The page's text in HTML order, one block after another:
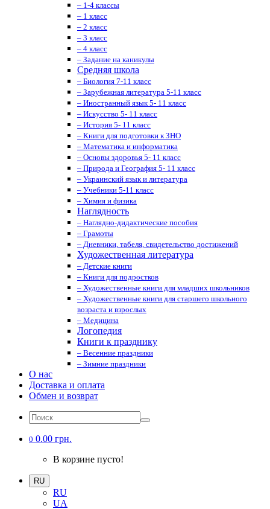
– 1-4 классы
– 1 класс
– 2 класс
– 3 класс
– 4 класс
– Задание на каникулы
Средняя школа
– Биология 7-11 класс
– Зарубежная литература 5-11 класс
– Иностранный язык 5- 11 класс
– Искусство 5- 11 класс
– История 5- 11 класс
– Книги для подготовки к ЗНО
– Математика и информатика
– Основы здоровья 5- 11 класс
– Природа и География 5- 11 класс
– Украинский язык и литература
– Учебники 5-11 класс
– Химия и физика
Наглядность
– Наглядно-дидактические пособия
– Грамоты
– Дневники, табеля, свидетельство достижений
Художественная литература
– Детские книги
– Книги для подростков
– Художественные книги для младших школьников
– Художественные книги для старшего школьного
возраста и взрослых
– Медицина
Логопедия
Книги к празднику
– Весенние праздники
– Зимние праздники
О нас
Доставка и оплата
Обмен и возврат
0 0.00 грн.
В корзине пусто!
RU
RU
UA